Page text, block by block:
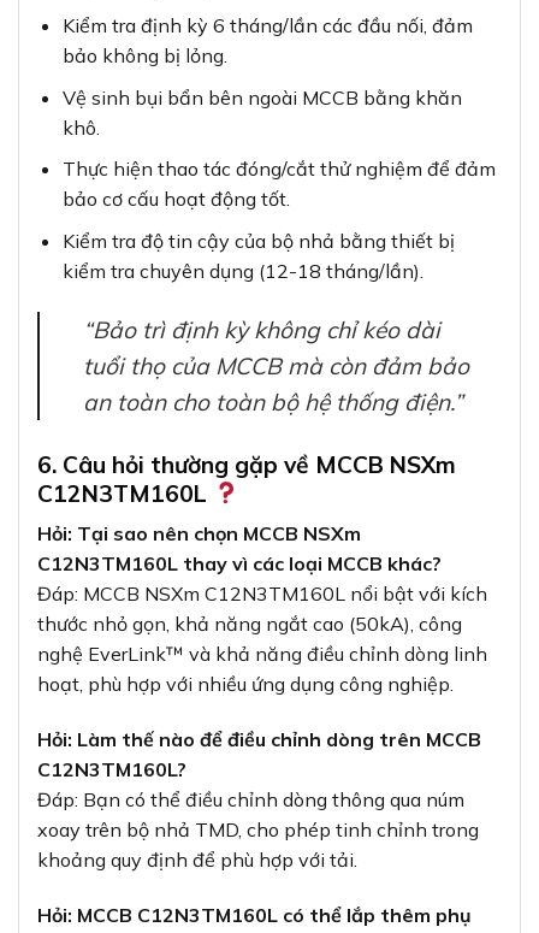
Kiểm tra định kỳ 6 tháng/lần các đầu nối, đảm
bảo không bị lỏng.
Vệ sinh bụi bẩn bên ngoài MCCB bằng khăn
khô.
Thực hiện thao tác đóng/cắt thử nghiệm để đảm
bảo cơ cấu hoạt động tốt.
Kiểm tra độ tin cậy của bộ nhả bằng thiết bị
kiểm tra chuyên dụng (12-18 tháng/lần).
“Bảo trì định kỳ không chỉ kéo dài
tuổi thọ của MCCB mà còn đảm bảo
an toàn cho toàn bộ hệ thống điện.”
6. Câu hỏi thường gặp về MCCB NSXm
C12N3TM160L
Hỏi: Tại sao nên chọn MCCB NSXm
C12N3TM160L thay vì các loại MCCB khác?
Đáp: MCCB NSXm C12N3TM160L nổi bật với kích
thước nhỏ gọn, khả năng ngắt cao (50kA), công
nghệ EverLink™ và khả năng điều chỉnh dòng linh
hoạt, phù hợp với nhiều ứng dụng công nghiệp.
Hỏi: Làm thế nào để điều chỉnh dòng trên MCCB
C12N3TM160L?
Đáp: Bạn có thể điều chỉnh dòng thông qua núm
xoay trên bộ nhả TMD, cho phép tinh chỉnh trong
khoảng quy định để phù hợp với tải.
Hỏi: MCCB C12N3TM160L có thể lắp thêm phụ